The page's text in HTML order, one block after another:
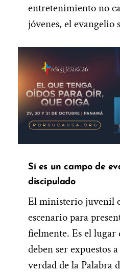
entretenimiento no
jóvenes, el evangelio
Sí es un campo de
discipulado
El ministerio juvenil
escenario para
fielmente. Es el lugar
deben ser expuestos
verdad de la Palabra